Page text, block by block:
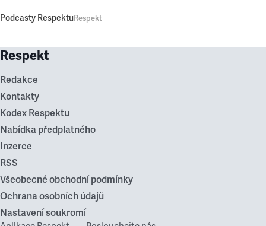
Podcasty RespektuRespekt
Respekt
Redakce
Kontakty
Kodex Respektu
Nabídka předplatného
Inzerce
RSS
Všeobecné obchodní podmínky
Ochrana osobních údajů
Nastavení soukromí